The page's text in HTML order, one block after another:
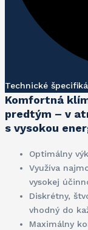
Technické
Komfortná
predtým – v
s vysokou
Optimálny
Využíva
vysokej
Diskrétny,
vhodný do
Maximálny